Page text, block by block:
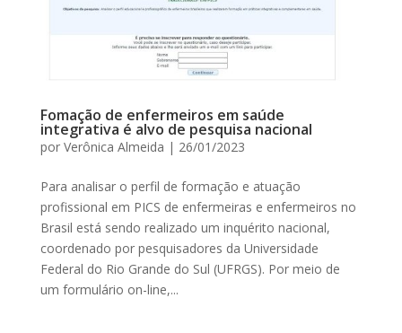
Fomação de enfermeiros em saúde
integrativa é alvo de pesquisa nacional
por Verônica Almeida | 26/01/2023
Para analisar o perfil de formação e atuação
profissional em PICS de enfermeiras e enfermeiros no
Brasil está sendo realizado um inquérito nacional,
coordenado por pesquisadores da Universidade
Federal do Rio Grande do Sul (UFRGS). Por meio de
um formulário on-line,...